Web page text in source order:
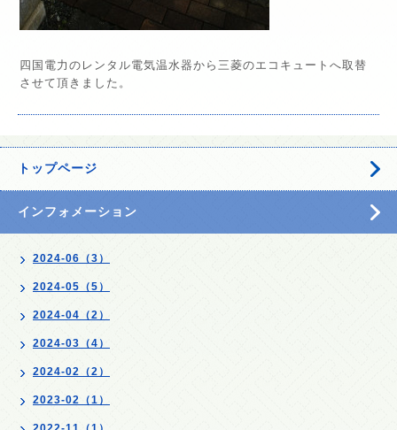
四国電力のレンタル電気温水器から三菱のエコキュートへ取替
させて頂きました。
トップページ
インフォメーション
2024-06（3）
2024-05（5）
2024-04（2）
2024-03（4）
2024-02（2）
2023-02（1）